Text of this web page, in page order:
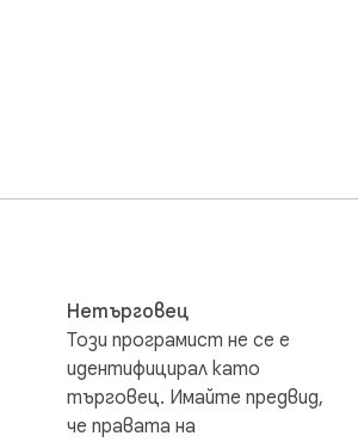
тенденции.
Taobao и 1688, като бързо намира по-
нужда от ръчно търсене на
Taobao и 1688, включително
на връзки към изображения за
Нетърговец
Този програмист не се е
идентифицирал като
търговец. Имайте предвид,
че правата на